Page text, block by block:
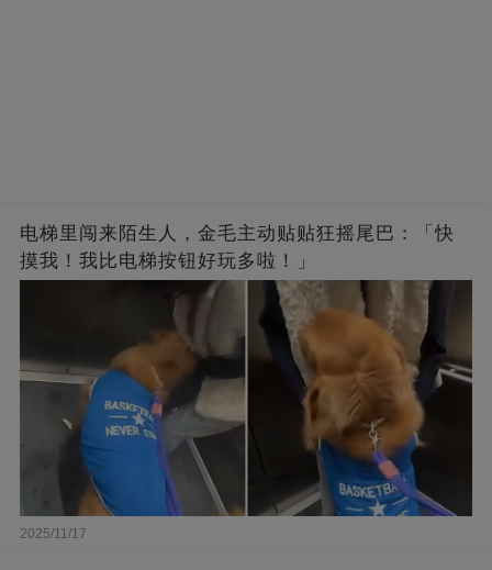
电梯里闯来陌生人，金毛主动贴贴狂摇尾巴：「快
摸我！我比电梯按钮好玩多啦！」
2025/11/17